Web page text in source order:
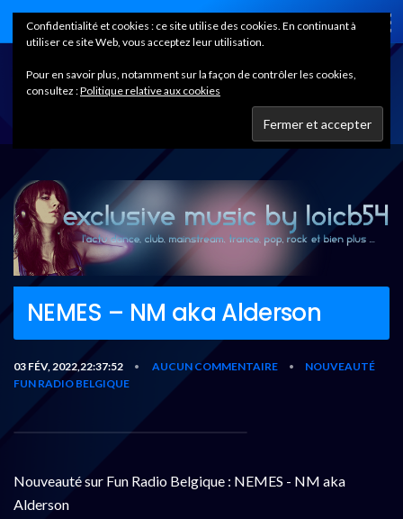
Home
NEMES – NM aka Alderson
03 FÉV, 2022,22:37:52 • AUCUN COMMENTAIRE •
NOUVEAUTÉ
FUN RADIO BELGIQUE
Nouveauté sur Fun Radio Belgique : NEMES - NM aka
Alderson
Confidentialité et cookies : ce site utilise des cookies. En continuant à
utiliser ce site Web, vous acceptez leur utilisation.
Pour en savoir plus, notamment sur la façon de contrôler les cookies,
consultez :Politique relative aux cookies